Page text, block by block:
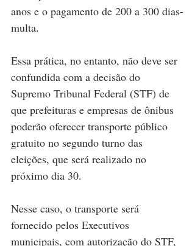
anos e o pagamento de 200 a 300 dias-
multa.
Essa prática, no entanto, não deve ser
confundida com a decisão do
Supremo Tribunal Federal (STF) de
que prefeituras e empresas de ônibus
poderão oferecer transporte público
gratuito no segundo turno das
eleições, que será realizado no
próximo dia 30.
Nesse caso, o transporte será
fornecido pelos Executivos
municipais, com autorização do STF,